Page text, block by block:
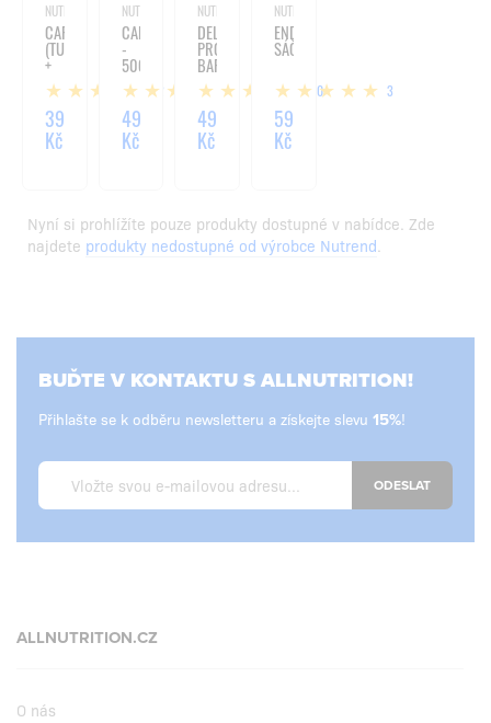
NUTREND
CARBOSNACK
(TUBIČKA)
+
CAFFEINA 2
39
Kč
NUTREND
CARBOSNACK
-
50G
7
49
Kč
NUTREND
DELUXE
PROTEIN
BAR
30%
-
60G
30
49
Kč
NUTREND
ENDUROSNACK
SÁČEK
3
59
Kč
Nyní si prohlížíte pouze produkty dostupné v nabídce. Zde
najdete produkty nedostupné od výrobce Nutrend.
BUĎTE V KONTAKTU S ALLNUTRITION!
Přihlašte se k odběru newsletteru a získejte slevu !
ODESLAT
ALLNUTRITION.CZ
O nás